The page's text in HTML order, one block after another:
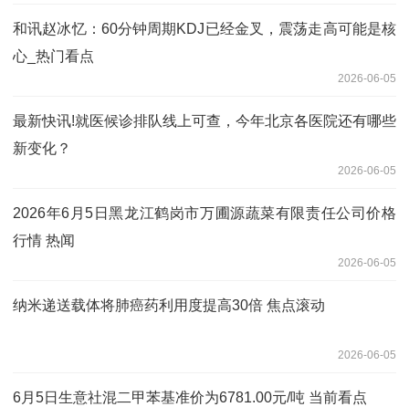
和讯赵冰忆：60分钟周期KDJ已经金叉，震荡走高可能是核
心_热门看点
2026-06-05
最新快讯!就医候诊排队线上可查，今年北京各医院还有哪些
新变化？
2026-06-05
2026年6月5日黑龙江鹤岗市万圃源蔬菜有限责任公司价格
行情 热闻
2026-06-05
纳米递送载体将肺癌药利用度提高30倍 焦点滚动
2026-06-05
6月5日生意社混二甲苯基准价为6781.00元/吨 当前看点